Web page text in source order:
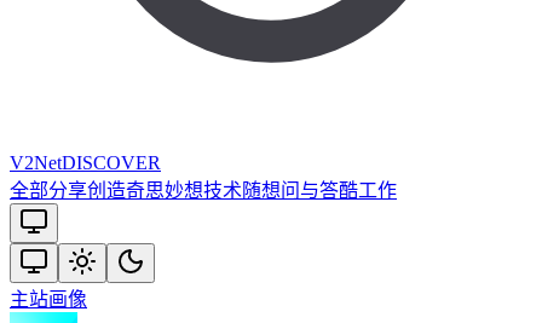
V2NetDISCOVER
全部分享创造奇思妙想技术随想问与答酷工作
主站画像